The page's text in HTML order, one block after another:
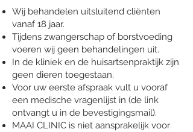
Wij behandelen uitsluitend cliënten
vanaf 18 jaar.
Tijdens zwangerschap of borstvoeding
voeren wij geen behandelingen uit.
In de kliniek en de huisartsenpraktijk zijn
geen dieren toegestaan.
Voor uw eerste afspraak vult u vooraf
een medische vragenlijst in (de link
ontvangt u in de bevestigingsmail).
MAAI CLINIC is niet aansprakelijk voor